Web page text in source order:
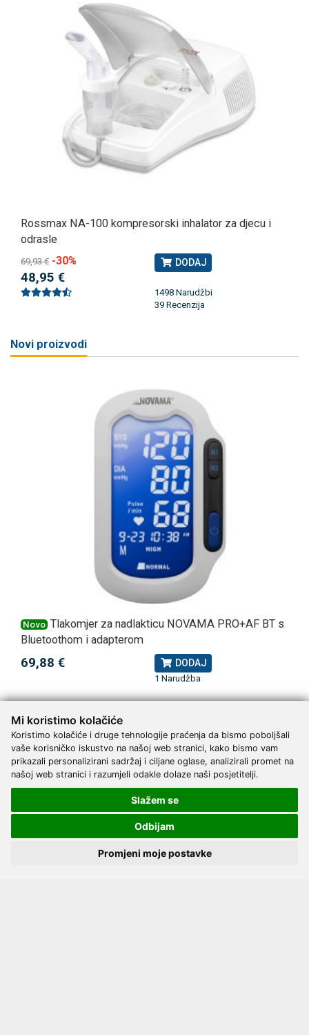
Mi koristimo kolačiće
Koristimo kolačiće i druge tehnologije praćenja da bismo poboljšali
vaše korisničko iskustvo na našoj web stranici, kako bismo vam
prikazali personalizirani sadržaj i ciljane oglase, analizirali promet na
našoj web stranici i razumjeli odakle dolaze naši posjetitelji.
Slažem se
Odbijam
Promjeni moje postavke
Rossmax NA-100 kompresorski inhalator za djecu i
odrasle
69,93 € -30%
48,95 €
DODAJ
1498 Narudžbi
39 Recenzija
Novi proizvodi
Novo Tlakomjer za nadlakticu NOVAMA PRO+AF BT s
Bluetoothom i adapterom
69,88 € DODAJ
1 Narudžba
Upoznajte nas
Kontakt
Proizvođači